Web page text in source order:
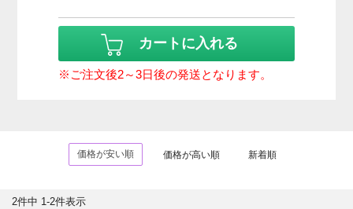
カートに入れる
※ご注文後2～3日後の発送となります。
価格が安い順 価格が高い順 新着順
2件中 1-2件表示